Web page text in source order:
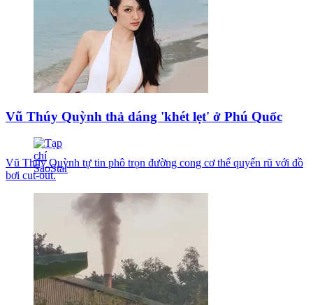
Vũ Thúy Quỳnh thả dáng 'khét lẹt' ở Phú Quốc
Vũ Thúy Quỳnh tự tin phô trọn đường cong cơ thể quyến rũ với đồ
bơi cut-out.